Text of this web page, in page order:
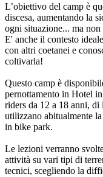
L’obiettivo del camp è
discesa, aumentando la
ogni situazione... ma non
E' anche il contesto
con altri coetanei e
coltivarla!
Questo camp è
pernottamento in Hotel
riders da 12 a 18 anni, di
utilizzano abitualmente
in bike park.
Le lezioni verranno
attività su vari tipi di
tecnici, scegliendo la